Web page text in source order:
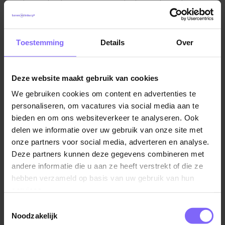
Toestemming Details Over
Deze website maakt gebruik van cookies
We gebruiken cookies om content en advertenties te
personaliseren, om vacatures via social media aan te
bieden en om ons websiteverkeer te analyseren. Ook
delen we informatie over uw gebruik van onze site met
onze partners voor social media, adverteren en analyse.
Deze partners kunnen deze gegevens combineren met
andere informatie die u aan ze heeft verstrekt of die ze
hebben verzameld op basis van uw gebruik van hun
Noodzakelijk
Als productiemedewerker speel je een cruciale rol in
het productieproces. Je draagt de
taken zijn divers en uitgebreid. Je richt je op het
samenstellen van onderdelen tot een volledig product
en het bedienen van machines, waarbij je ervoor zorgt
dat alles zorgvuldig is ingesteld en goed functioneert.
Bovendien voer je kwaliteitscontroles uit om te
waarborgen dat de producten aan alle vereisten
voldoen. Je verpakt de voltooide producten en
bereidt ze voor verzending klaar. Daarnaast zorg je
voor een veilige en nette werkomgeving door
apparatuur en werkruimtes schoon en goed in goede